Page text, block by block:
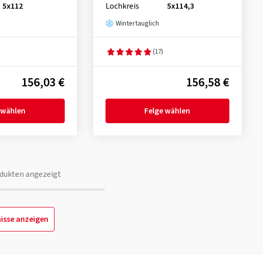
5x112
156,03 €
Lochkreis
5x114,3
Wintertauglich
(17)
156,58 €
Felge wählen
angezeigt
anzeigen